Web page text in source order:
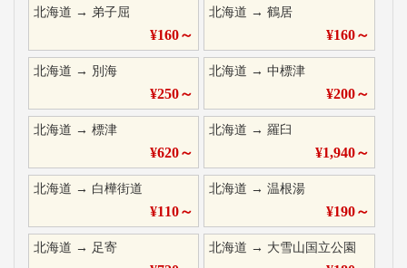
北海道 → 弟子屈
¥160～
北海道 →鶴居
¥160～
北海道 → 別海
¥250～
北海道 →中標津
¥200～
北海道 → 標津
¥620～
北海道 →羅臼
¥1,940～
北海道 → 白樺街道
¥110～
北海道 →温根湯
¥190～
北海道 → 足寄 北海道 → 大雪山国立公園